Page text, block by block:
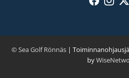
© Sea Golf Rönnäs|
by